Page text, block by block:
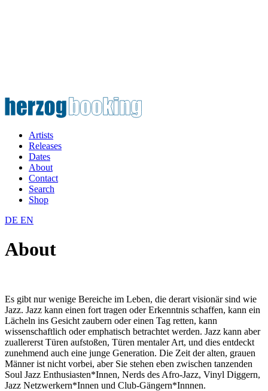
Artists
Releases
Dates
About
Contact
Search
Shop
DE EN
About
Es gibt nur wenige Bereiche im Leben, die derart visionär sind wie
Jazz. Jazz kann einen fort tragen oder Erkenntnis schaffen, kann ein
Lächeln ins Gesicht zaubern oder einen Tag retten, kann
wissenschaftlich oder emphatisch betrachtet werden. Jazz kann aber
zuallererst Türen aufstoßen, Türen mentaler Art, und dies entdeckt
zunehmend auch eine junge Generation. Die Zeit der alten, grauen
Männer ist nicht vorbei, aber Sie stehen eben zwischen tanzenden
Soul Jazz Enthusiasten*Innen, Nerds des Afro-Jazz, Vinyl Diggern,
Jazz Netzwerkern*Innen und Club-Gängern*Innnen.